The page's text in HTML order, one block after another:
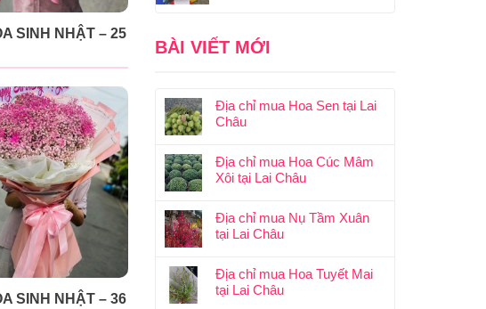
BÀI VIẾT MỚI
Địa chỉ mua Hoa Sen tại Lai
Châu
Địa chỉ mua Hoa Cúc Mâm
Xôi tại Lai Châu
Địa chỉ mua Nụ Tầm Xuân
tại Lai Châu
Địa chỉ mua Hoa Tuyết Mai
tại Lai Châu
SINH NHẬT – 25
SINH NHẬT – 36